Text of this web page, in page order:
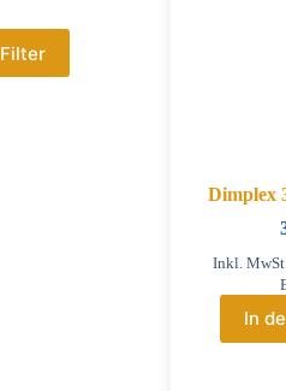
Filter
Dimplex
Inkl. MwSt.
In